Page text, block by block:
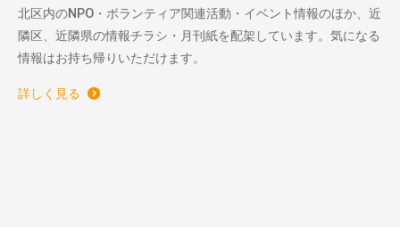
北区内のNPO・ボランティア関連活動・イベント情報のほか、近
隣区、近隣県の情報チラシ・月刊紙を配架しています。気になる
情報はお持ち帰りいただけます。
詳しく見る